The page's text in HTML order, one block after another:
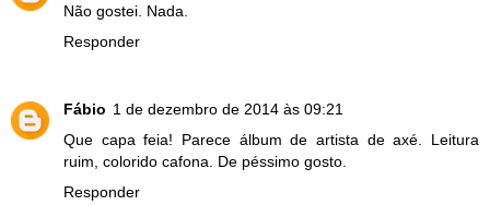
Não gostei. Nada.
Responder
Fábio 1 de dezembro de 2014 às 09:21
Que capa feia! Parece álbum de artista de axé. Leitura
ruim, colorido cafona. De péssimo gosto.
Responder